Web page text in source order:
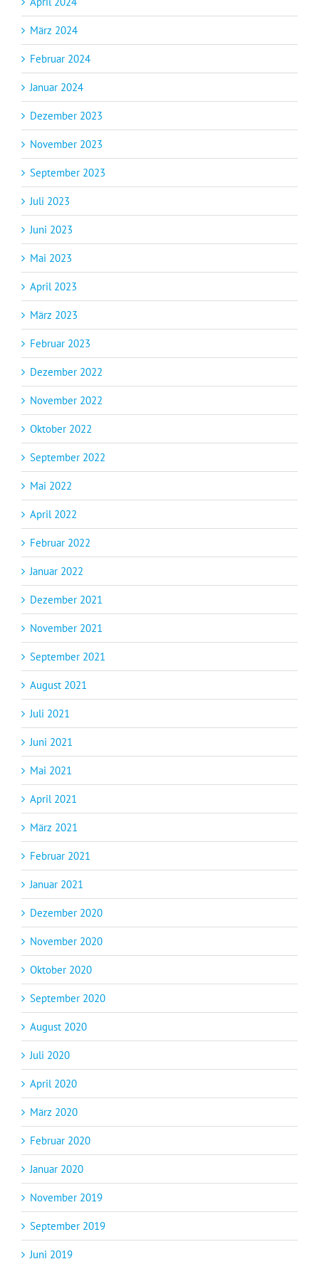
März 2024
Februar 2024
Januar 2024
Dezember 2023
November 2023
September 2023
Juli 2023
Juni 2023
Mai 2023
April 2023
März 2023
Februar 2023
Dezember 2022
November 2022
Oktober 2022
September 2022
Mai 2022
April 2022
Februar 2022
Januar 2022
Dezember 2021
November 2021
September 2021
August 2021
Juli 2021
Juni 2021
Mai 2021
April 2021
März 2021
Februar 2021
Januar 2021
Dezember 2020
November 2020
Oktober 2020
September 2020
August 2020
Juli 2020
April 2020
März 2020
Februar 2020
Januar 2020
November 2019
September 2019
Juni 2019